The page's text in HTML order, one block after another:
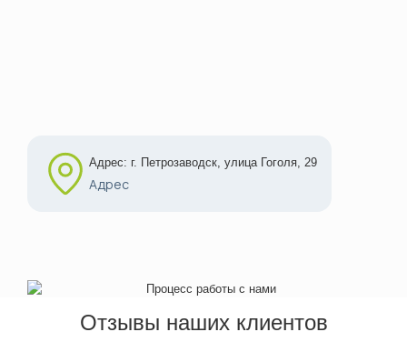
Адрес: г. Петрозаводск, улица Гоголя, 29
Адрес
Отзывы наших клиентов